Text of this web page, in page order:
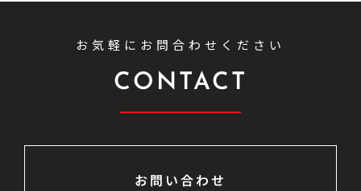
お気軽にお問合わせください
CONTACT
お問い合わせ